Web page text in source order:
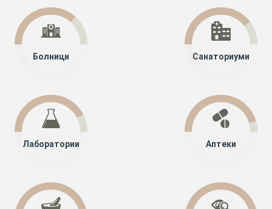
Болници Санаториуми
Лаборатории Аптеки